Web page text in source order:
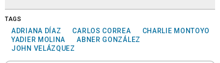
TAGS
ADRIANA DÍAZ CARLOS CORREA
CHARLIE MONTOYO
YADIER MOLINA
ABNER GONZÁLEZ
JOHN VELÁZQUEZ